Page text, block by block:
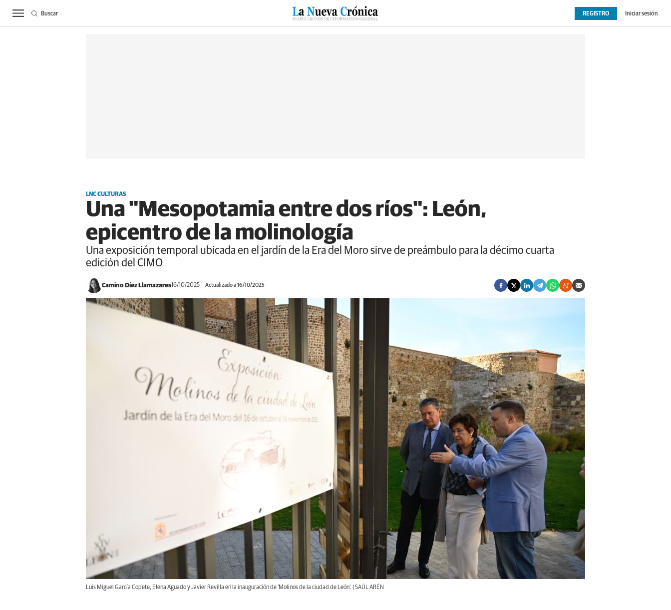
ACTUALIDAD BIERZO SUCESOS CULTURAS ESPECIALES DEPORTES OPINIÓN EXTRAS
REGISTRO Iniciar sesión
Buscar
LNC CULTURAS
Una "Mesopotamia entre dos ríos": León,
epicentro de la molinología
Una exposición temporal ubicada en el jardín de la Era del Moro sirve de preámbulo para la décimo cuarta
edición del CIMO
Camino Díez Llamazares16/10/2025 Actualizado a 16/10/2025
Luis Miguel García Copete, Elena Aguado y Javier Revilla en la inauguración de 'Molinos de la ciudad de León'. | SAÚL ARÉN